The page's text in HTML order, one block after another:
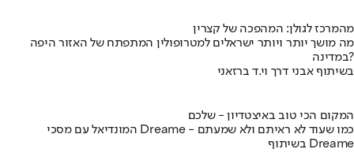
מהמרכז לגולן: המהפכה של קצרין
מה מושך יותר ויותר ישראלים למטרופולין המתפתח של האזור היפה
במדינה?
בשיתוף אבני דרך וי.ד ברזאני
המקום הכי טוב באיצטדיון - שלכם
המונדיאל עם מסכי Dreame - כמו שעוד לא ראיתם ולא שמעתם
בשיתוף Dreame